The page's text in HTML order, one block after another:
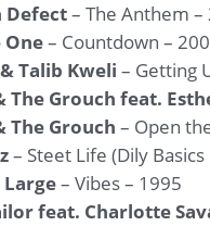
Defect– The Anthem –
One– Countdown –
Talib Kweli – Getting
The Grouch feat.
The Grouch – Open
– Steet Life (Dily
– Vibes – 1995
feat. Charlotte